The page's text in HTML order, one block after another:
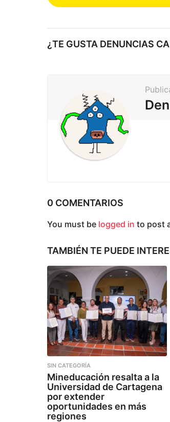
o
t
e
c
i
n
¿TE GUSTA DENUNCIAS
0 COMENTARIOS
You must be logged in to post
TAMBIÉN TE PUEDE
SIN CATEGORÍA
Mineducación resalta a la
Universidad de Cartagena
por extender
oportunidades en más
regiones